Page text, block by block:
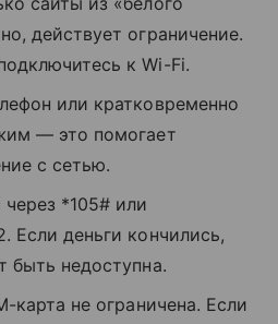
действует ограничение.
к Wi-Fi.
или кратковременно
— это помогает
с сетью.
*105# или
Если деньги кончились,
быть недоступна.
карта не ограничена. Если